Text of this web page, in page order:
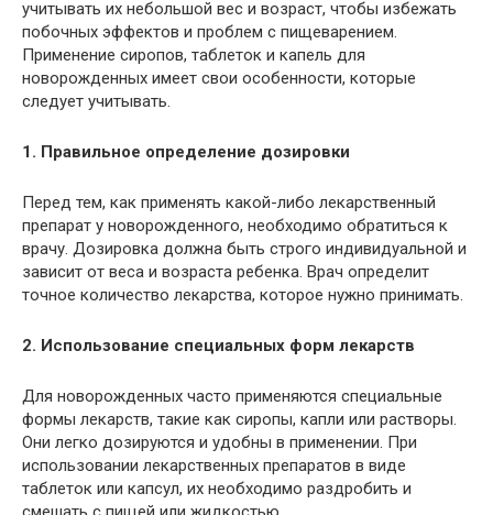
учитывать их небольшой вес и возраст, чтобы избежать
побочных эффектов и проблем с пищеварением.
Применение сиропов, таблеток и капель для
новорожденных имеет свои особенности, которые
следует учитывать.
1. Правильное определение дозировки
Перед тем, как применять какой-либо лекарственный
препарат у новорожденного, необходимо обратиться к
врачу. Дозировка должна быть строго индивидуальной и
зависит от веса и возраста ребенка. Врач определит
точное количество лекарства, которое нужно принимать.
2. Использование специальных форм лекарств
Для новорожденных часто применяются специальные
формы лекарств, такие как сиропы, капли или растворы.
Они легко дозируются и удобны в применении. При
использовании лекарственных препаратов в виде
таблеток или капсул, их необходимо раздробить и